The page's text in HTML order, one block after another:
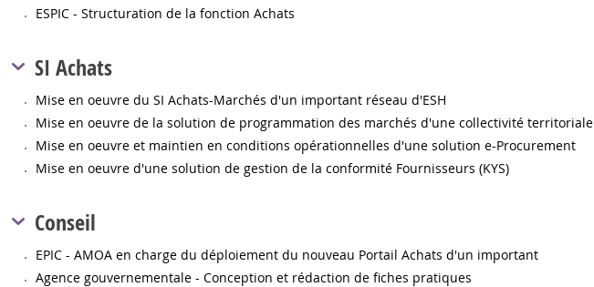
ESPIC - Structuration de la fonction Achats
SI Achats
Mise en oeuvre du SI Achats-Marchés d'un important réseau d'ESH
Mise en oeuvre de la solution de programmation des marchés d'une collectivité territoriale
Mise en oeuvre et maintien en conditions opérationnelles d'une solution e-Procurement
Mise en oeuvre d'une solution de gestion de la conformité Fournisseurs (KYS)
Conseil
EPIC - AMOA en charge du déploiement du nouveau Portail Achats d'un important
Agence gouvernementale - Conception et rédaction de fiches pratiques